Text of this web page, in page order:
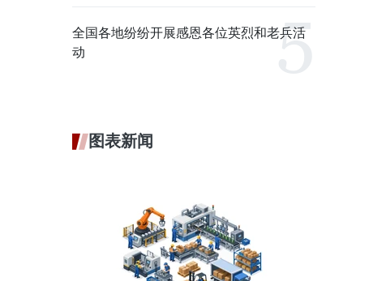
全国各地纷纷开展感恩各位英烈和老兵活
动
图表新闻